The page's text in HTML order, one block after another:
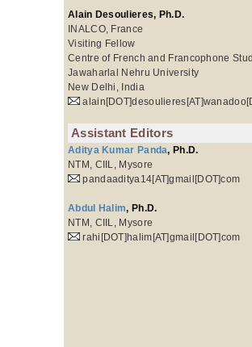
Alain Desoulieres, Ph.D.
INALCO, France
Visiting Fellow
Centre of French and Francophone
Jawaharlal Nehru University
New Delhi, India
Assistant Editors
Aditya Kumar Panda, Ph.D.
NTM, CIIL, Mysore
pandaaditya14[AT]gmail[DOT]com
Abdul Halim, Ph.D.
NTM, CIIL, Mysore
rahi[DOT]halim[AT]gmail[DOT]com